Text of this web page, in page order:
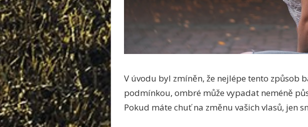
V úvodu byl zmíněn, že nejlépe tento způsob
podmínkou, ombré může vypadat neméně
Pokud máte chuť na změnu vašich vlasů, jen